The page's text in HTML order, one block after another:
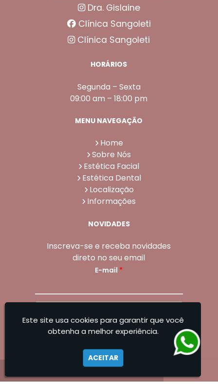
Dra. Gislaine
Clínica Sangoleti
Clínica Sangoleti
HORÁRIOS
Segunda – Sexta
09:00 am – 18:00 pm
MENU NAVEGAÇÃO
Home
Sobre Nós
Estética Facial
Estética Dental
Localização
Informações
NOVIDADES
Inscreva-se e receba novidades
direto no seu email
E-mail *
Sangoleti Odontologia - Estética Dental e
Este site usa cookies para garantir que você
obtenha a melhor experiência.
ACEITAR